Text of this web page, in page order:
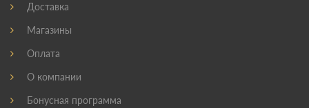
Доставка
Магазины
Оплата
О компании
Бонусная программа